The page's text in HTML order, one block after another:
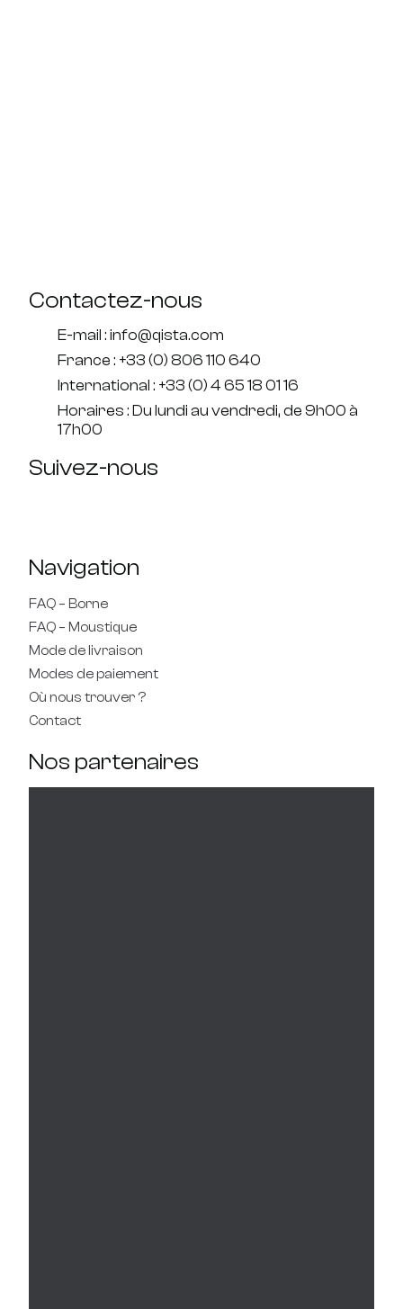
Contactez-nous
E-mail : info@qista.com
France : +33 (0) 806 110 640
International : +33 (0) 4 65 18 01 16
Horaires : Du lundi au vendredi, de 9h00 à
17h00
Suivez-nous
Navigation
FAQ – Borne
FAQ – Moustique
Mode de livraison
Modes de paiement
Où nous trouver ?
Contact
Nos partenaires